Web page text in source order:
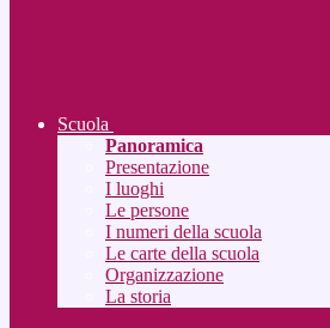
Scuola
Panoramica
Presentazione
I luoghi
Le persone
I numeri della scuola
Le carte della scuola
Organizzazione
La storia